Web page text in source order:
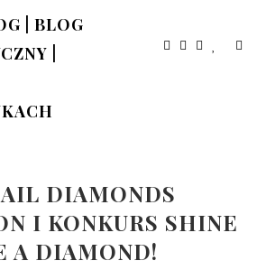
DIAMONDS
I KONKURS SHINE
A DIAMOND!